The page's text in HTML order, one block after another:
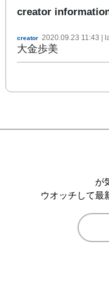
creator
creator 2020.09.23 11:43 |
大金歩美
が
ウオッチして最